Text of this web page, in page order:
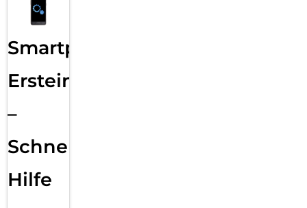
Smartphone
Ersteinrichtung
–
Schnelle
Hilfe